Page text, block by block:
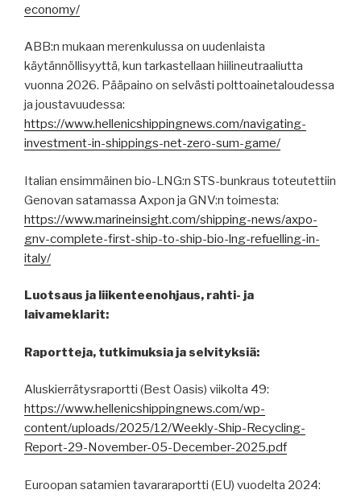
economy/
ABB:n mukaan merenkulussa on uudenlaista
käytännöllisyyttä, kun tarkastellaan hiilineutraaliutta
vuonna 2026. Pääpaino on selvästi polttoainetaloudessa
ja joustavuudessa:
https://www.hellenicshippingnews.com/navigating-
investment-in-shippings-net-zero-sum-game/
Italian ensimmäinen bio-LNG:n STS-bunkraus toteutettiin
Genovan satamassa Axpon ja GNV:n toimesta:
https://www.marineinsight.com/shipping-news/axpo-
gnv-complete-first-ship-to-ship-bio-lng-refuelling-in-
italy/
Luotsaus ja liikenteenohjaus, rahti- ja
laivameklarit:
Raportteja, tutkimuksia ja selvityksiä:
Aluskierrätysraportti (Best Oasis) viikolta 49:
https://www.hellenicshippingnews.com/wp-
content/uploads/2025/12/Weekly-Ship-Recycling-
Report-29-November-05-December-2025.pdf
Euroopan satamien tavararaportti (EU) vuodelta 2024: